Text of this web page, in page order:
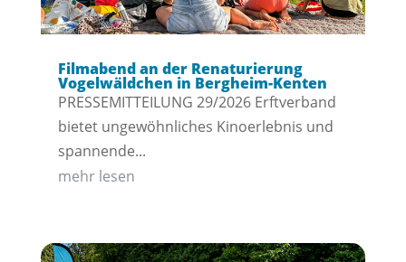
Filmabend an der Renaturierung
Vogelwäldchen in Bergheim-Kenten
PRESSEMITTEILUNG 29/2026 Erftverband
bietet ungewöhnliches Kinoerlebnis und
spannende...
mehr lesen